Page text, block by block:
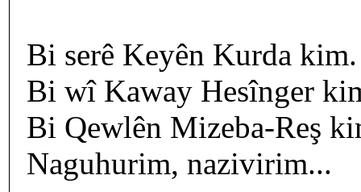
Bi serê Keyên Kurda kim.
Bi wî Kaway Hesînger
Bi Qewlên Mizeba-Reş
Naguhurim, nazivirim...